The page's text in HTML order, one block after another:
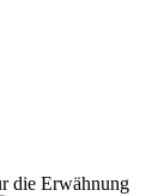
die Erwähnung